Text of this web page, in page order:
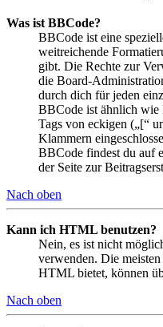
Was ist BBCode?
BBCode ist eine
weitreichende
gibt. Die Rechte zur
die Board-
durch dich für jeden
BBCode ist ähnlich wie
Tags von eckigen („[“
Klammern
BBCode findest du auf
der Seite zur
Nach oben
Kann ich HTML benutzen?
Nein, es ist nicht
verwenden. Die
HTML bietet, können
Nach oben